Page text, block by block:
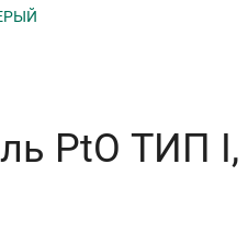
PtO ТИП